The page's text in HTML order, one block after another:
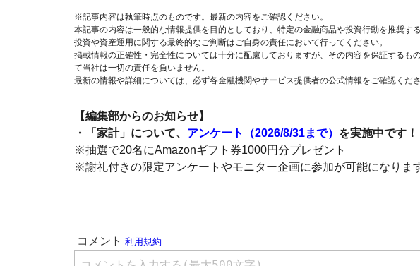
※記事内容は執筆時点のものです。最新の内容をご確認ください。
本記事の内容は一般的な情報提供を目的としており、特定の金融商品や投資行動を推奨す
投資や資産運用に関する最終的なご判断はご自身の責任において行ってください。
掲載情報の正確性・完全性については十分に配慮しておりますが、その内容を保証するも
て当社は一切の責任を負いません。
最新の情報や詳細については、必ず各金融機関やサービス提供者の公式情報をご確認くださ
【編集部からのお知らせ】
・「家計」について、 アンケート（2026/8/31まで） を実施中です！
※抽選で20名にAmazonギフト券1000円分プレゼント
※謝礼付きの限定アンケートやモニター企画に参加が可能になりま